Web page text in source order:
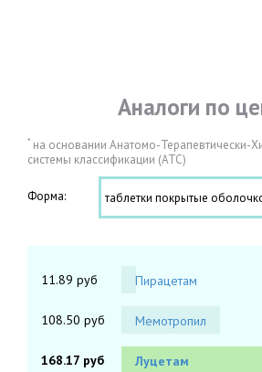
Аналоги по
* на основании Анатомо-Терапевтически-
системы классификации (АТС)
Форма:
11.89 руб Пирацетам
108.50 руб Мемотропил
168.17 руб Луцетам